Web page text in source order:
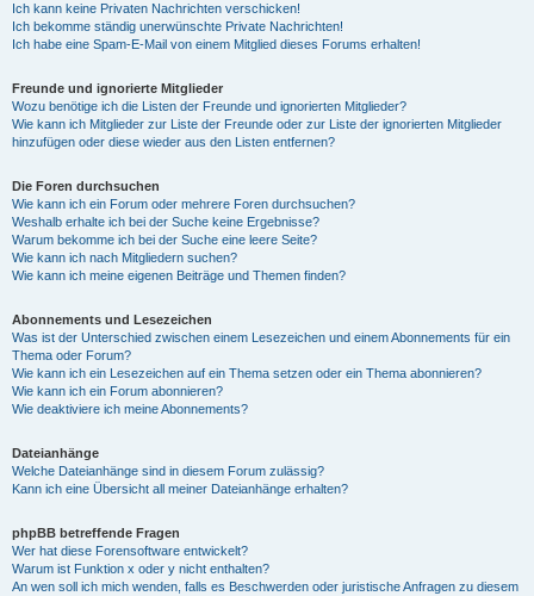
Ich kann keine Privaten Nachrichten verschicken!
Ich bekomme ständig unerwünschte Private Nachrichten!
Ich habe eine Spam-E-Mail von einem Mitglied dieses Forums erhalten!
Freunde und ignorierte Mitglieder
Wozu benötige ich die Listen der Freunde und ignorierten Mitglieder?
Wie kann ich Mitglieder zur Liste der Freunde oder zur Liste der ignorierten Mitglieder
hinzufügen oder diese wieder aus den Listen entfernen?
Die Foren durchsuchen
Wie kann ich ein Forum oder mehrere Foren durchsuchen?
Weshalb erhalte ich bei der Suche keine Ergebnisse?
Warum bekomme ich bei der Suche eine leere Seite?
Wie kann ich nach Mitgliedern suchen?
Wie kann ich meine eigenen Beiträge und Themen finden?
Abonnements und Lesezeichen
Was ist der Unterschied zwischen einem Lesezeichen und einem Abonnements für ein
Thema oder Forum?
Wie kann ich ein Lesezeichen auf ein Thema setzen oder ein Thema abonnieren?
Wie kann ich ein Forum abonnieren?
Wie deaktiviere ich meine Abonnements?
Dateianhänge
Welche Dateianhänge sind in diesem Forum zulässig?
Kann ich eine Übersicht all meiner Dateianhänge erhalten?
phpBB betreffende Fragen
Wer hat diese Forensoftware entwickelt?
Warum ist Funktion x oder y nicht enthalten?
An wen soll ich mich wenden, falls es Beschwerden oder juristische Anfragen zu diesem